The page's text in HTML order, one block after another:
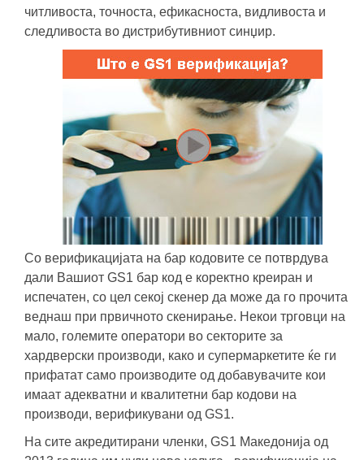
читливоста, точноста, ефикасноста, видливоста и
следливоста во дистрибутивниот синџир.
Со верификацијата на бар кодовите се потврдува
дали Вашиот GS1 бар код е коректно креиран и
испечатен, со цел секој скенер да може да го прочита
веднаш при првичното скенирање. Некои трговци на
мало, големите оператори во секторите за
хардверски производи, како и супермаркетите ќе ги
прифатат само производите од добавувачите кои
имаат aдекватни и квалитетни бар кодови на
производи, верификувани од GS1.
На сите акредитирани членки, GS1 Македонија од